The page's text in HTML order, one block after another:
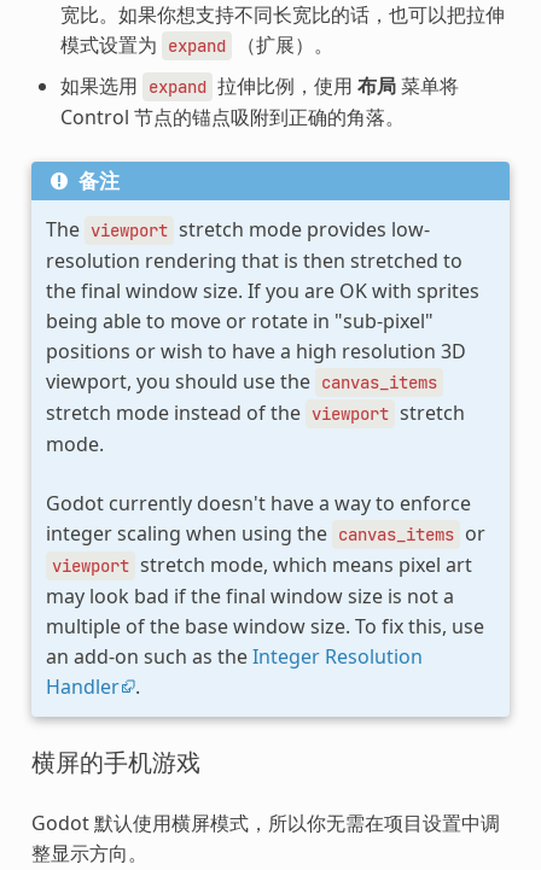
宽比。如果你想支持不同长宽比的话，也可以把拉伸
模式设置为
expand
（扩展）。
如果选用
expand 拉伸比例，使用 布局菜单将
Control 节点的锚点吸附到正确的角落。
备注
The viewport stretch mode provides low-
resolution rendering that is then stretched to
the final window size. If you are OK with sprites
being able to move or rotate in "sub-pixel"
positions or wish to have a high resolution 3D
viewport, you should use the canvas_items
stretch mode instead of the viewport stretch
mode.
Godot currently doesn't have a way to enforce
integer scaling when using the canvas_items or
viewport stretch mode, which means pixel art
may look bad if the final window size is not a
multiple of the base window size. To fix this, use
an add-on such as theInteger Resolution
Handler .
横屏的手机游戏
Godot 默认使用横屏模式，所以你无需在项目设置中调
整显示方向。